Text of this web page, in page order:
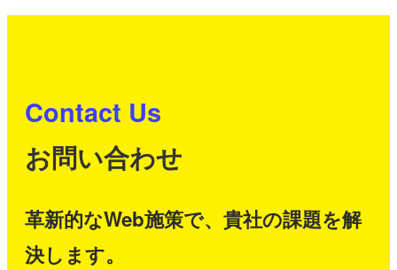
Contact Us
お問い合わせ
革新的なWeb施策で、貴社の課題を解
決します。